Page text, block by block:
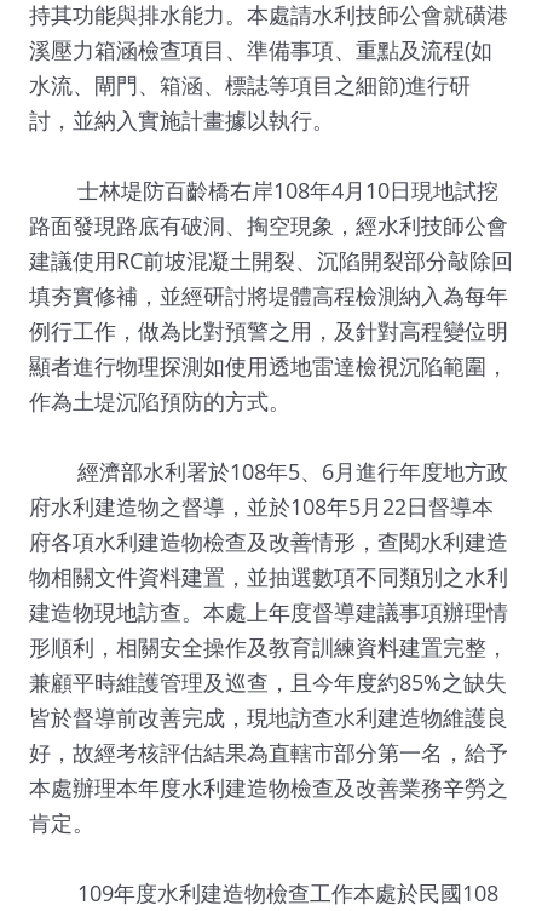
持其功能與排水能力。本處請水利技師公會就磺港
溪壓力箱涵檢查項目、準備事項、重點及流程(如
水流、閘門、箱涵、標誌等項目之細節)進行研
討，並納入實施計畫據以執行。
士林堤防百齡橋右岸108年4月10日現地試挖
路面發現路底有破洞、掏空現象，經水利技師公會
建議使用RC前坡混凝土開裂、沉陷開裂部分敲除回
填夯實修補，並經研討將堤體高程檢測納入為每年
例行工作，做為比對預警之用，及針對高程變位明
顯者進行物理探測如使用透地雷達檢視沉陷範圍，
作為土堤沉陷預防的方式。
經濟部水利署於108年5、6月進行年度地方政
府水利建造物之督導，並於108年5月22日督導本
府各項水利建造物檢查及改善情形，查閱水利建造
物相關文件資料建置，並抽選數項不同類別之水利
建造物現地訪查。本處上年度督導建議事項辦理情
形順利，相關安全操作及教育訓練資料建置完整，
兼顧平時維護管理及巡查，且今年度約85%之缺失
皆於督導前改善完成，現地訪查水利建造物維護良
好，故經考核評估結果為直轄市部分第一名，給予
本處辦理本年度水利建造物檢查及改善業務辛勞之
肯定。
109年度水利建造物檢查工作本處於民國108